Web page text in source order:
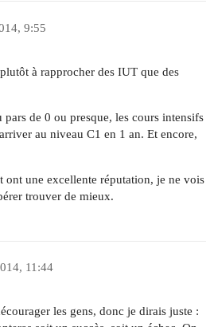
9:55
à rapprocher des IUT que des
de 0 ou presque, les cours intensifs
au niveau C1 en 1 an. Et encore,
ont une excellente réputation, je ne vois
trouver de mieux.
11:44
les gens, donc je dirais juste :